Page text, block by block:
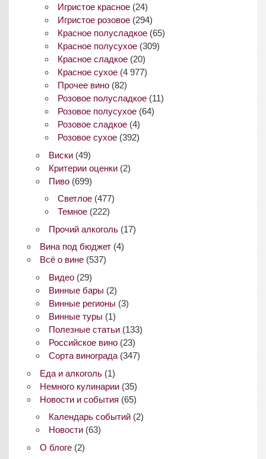
Игристое красное (24)
Игристое розовое (294)
Красное полусладкое (65)
Красное полусухое (309)
Красное сладкое (20)
Красное сухое (4 977)
Прочее вино (82)
Розовое полусладкое (11)
Розовое полусухое (64)
Розовое сладкое (4)
Розовое сухое (392)
Виски(49)
Критерии оценки(2)
Пиво(699)
Светлое (477)
Темное (222)
Прочий алкоголь(17)
Вина под бюджет(4)
Всё о вине(537)
Видео(29)
Винные бары (2)
Винные регионы (3)
Винные туры (1)
Полезные статьи(133)
Российское вино(23)
Сорта винограда(347)
Еда и алкоголь(1)
Немного кулинарии(35)
Новости и события (65)
Календарь событий(2)
Новости(63)
О блоге(2)